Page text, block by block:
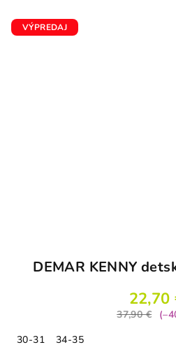
VÝPREDAJ
DEMAR KENNY
22,70
37,90 €
30-31
34-35